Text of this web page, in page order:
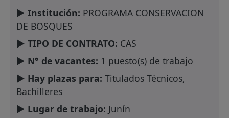
► Institución: PROGRAMA CONSERVACION
DE BOSQUES
► TIPO DE CONTRATO: CAS
► N° de vacantes: 1 puesto(s) de trabajo
► Hay plazas para: Titulados Técnicos,
Bachilleres
► Lugar de trabajo: Junín